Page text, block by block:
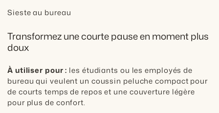
Sieste au bureau
Transformez une courte pause en moment plus
doux
À utiliser pour : les étudiants ou les employés de
bureau qui veulent un coussin peluche compact pour
de courts temps de repos et une couverture légère
pour plus de confort.